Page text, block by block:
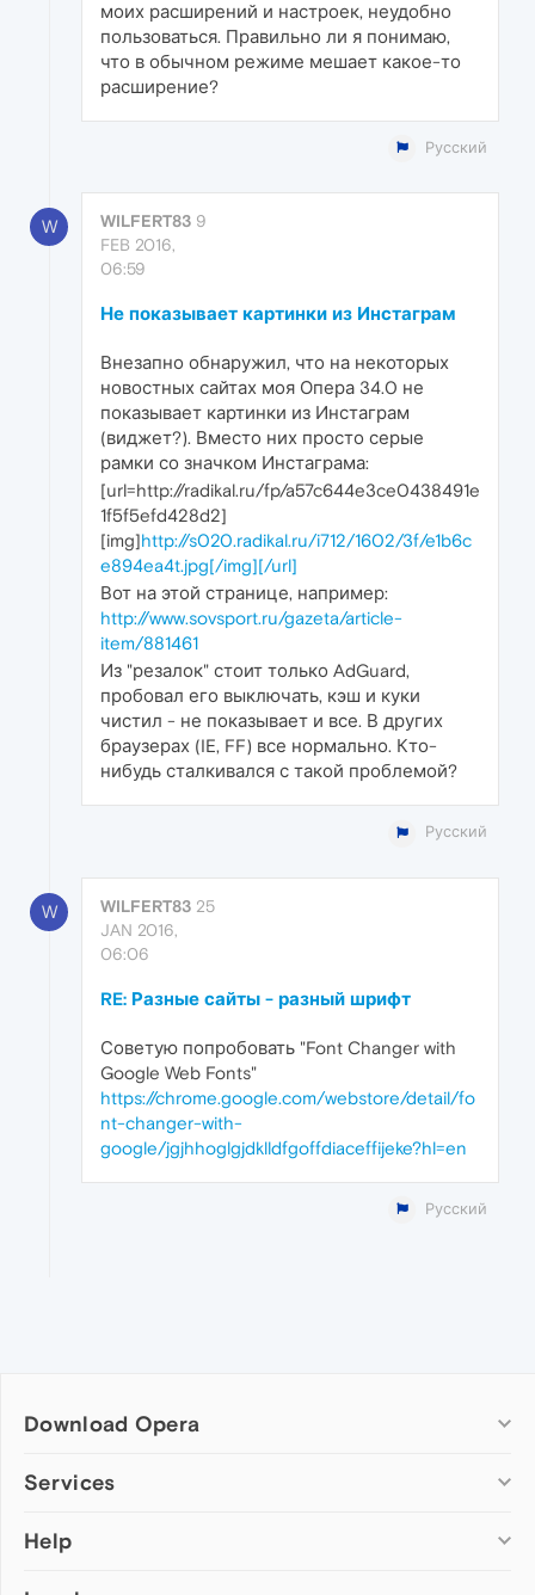
моих расширений и настроек, неудобно
пользоваться. Правильно ли я понимаю,
что в обычном режиме мешает какое-то
расширение?
Русский
W WILFERT83 9
FEB 2016,
06:59
Не показывает картинки из Инстаграм
Внезапно обнаружил, что на некоторых
новостных сайтах моя Опера 34.0 не
показывает картинки из Инстаграм
(виджет?). Вместо них просто серые
рамки со значком Инстаграма:
[url=http://radikal.ru/fp/a57c644e3ce0438491e
1f5f5efd428d2]
[img]http://s020.radikal.ru/i712/1602/3f/e1b6c
e894ea4t.jpg[/img][/url]
Вот на этой странице, например:
http://www.sovsport.ru/gazeta/article-
item/881461
Из "резалок" стоит только AdGuard,
пробовал его выключать, кэш и куки
чистил - не показывает и все. В других
браузерах (IE, FF) все нормально. Кто-
нибудь сталкивался с такой проблемой?
Русский
W WILFERT83 25
JAN 2016,
06:06
RE: Разные сайты - разный шрифт
Советую попробовать "Font Changer with
Google Web Fonts"
https://chrome.google.com/webstore/detail/fo
nt-changer-with-
google/jgjhhoglgjdklldfgoffdiaceffijeke?hl=en
Русский
Download Opera
Computer browsers
Opera for Mac
Services
Add-ons
Help